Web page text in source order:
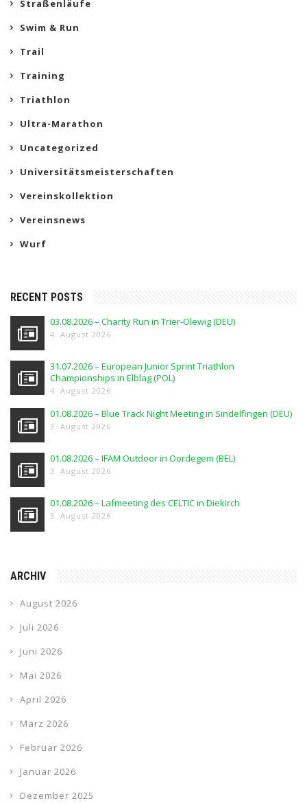
Straßenläufe
Swim & Run
Trail
Training
Triathlon
Ultra-Marathon
Uncategorized
Universitätsmeisterschaften
Vereinskollektion
Vereinsnews
Wurf
RECENT POSTS
03.08.2026 – Charity Run in Trier-Olewig (DEU)
4. August 2026
31.07.2026 – European Junior Sprint Triathlon
Championships in Elblag (POL)
4. August 2026
01.08.2026 – Blue Track Night Meeting in Sindelfingen (DEU)
3. August 2026
01.08.2026 – IFAM Outdoor in Oordegem (BEL)
3. August 2026
01.08.2026 – Lafmeeting des CELTIC in Diekirch
3. August 2026
ARCHIV
August 2026
Juli 2026
Juni 2026
Mai 2026
April 2026
März 2026
Februar 2026
Januar 2026
Dezember 2025